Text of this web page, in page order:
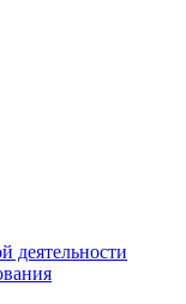
деятельности